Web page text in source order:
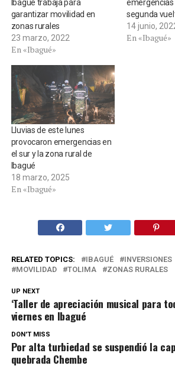
Ibagué trabaja para
garantizar movilidad en
zonas rurales
23 marzo, 2022
En «Ibagué»
emergencias
segunda
14 junio,
En «Ibagué»
Lluvias de este lunes
provocaron emergencias en
el sur y la zona rural de
Ibagué
18 marzo, 2025
En «Ibagué»
RELATED TOPICS: IBAGUÉ INVERSIONES
MOVILIDAD
TOLIMA ZONAS RURALES
UP NEXT
‘Taller de apreciación musical para
viernes en Ibagué
DON'T MISS
Por alta turbiedad se suspendió la
quebrada Chembe